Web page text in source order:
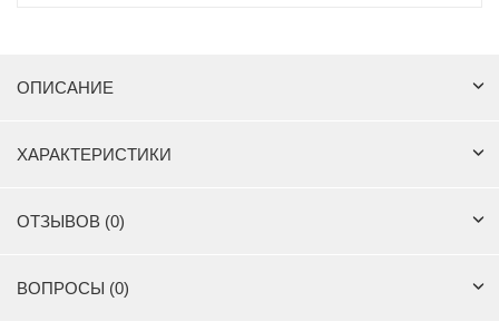
ОПИСАНИЕ
ХАРАКТЕРИСТИКИ
ОТЗЫВОВ (0)
ВОПРОСЫ (0)